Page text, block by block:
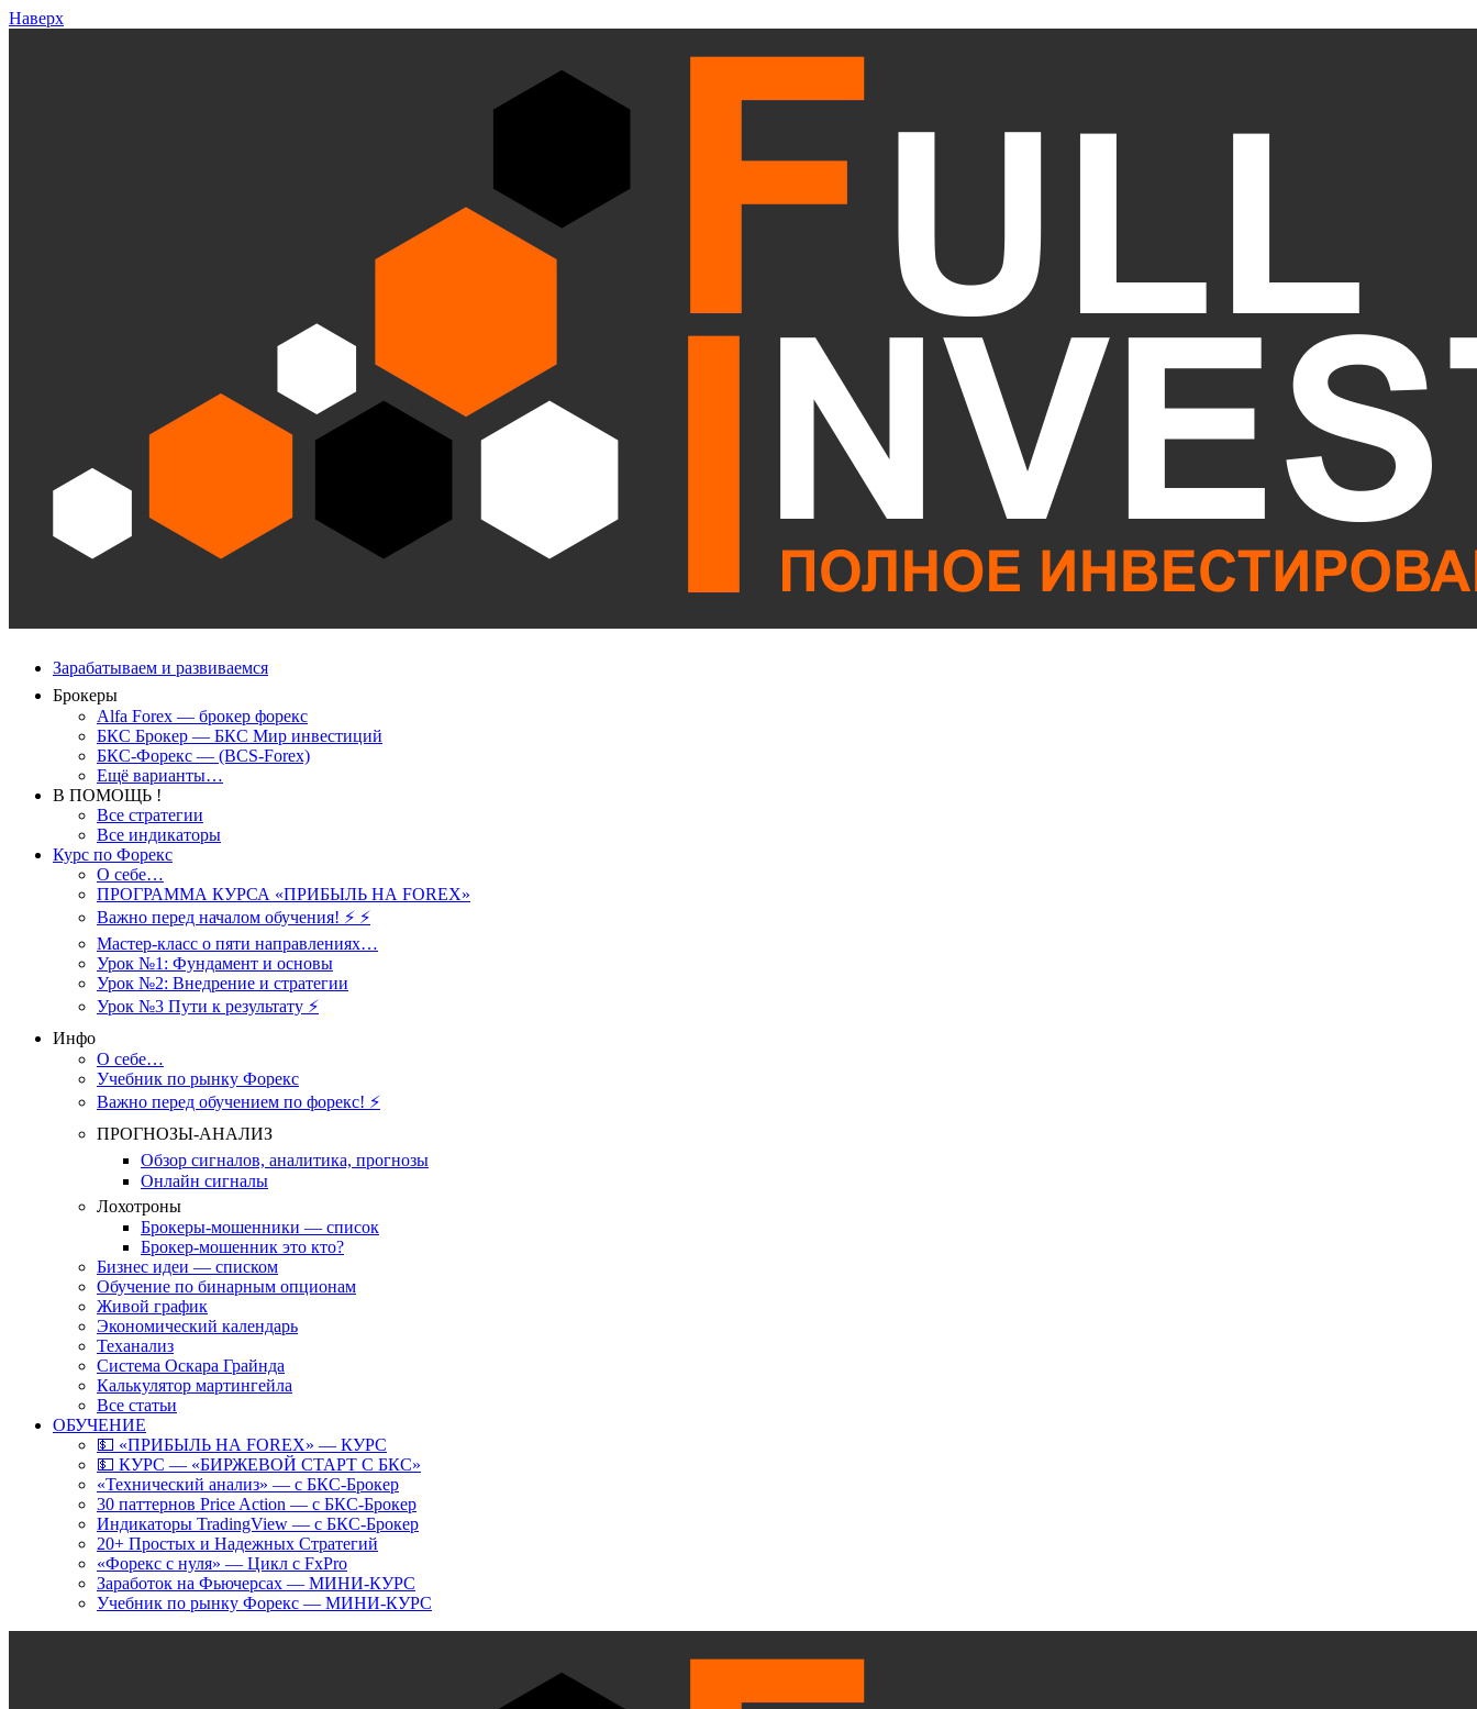
Наверх
Зарабатываем и развиваемся
Брокеры
Alfa Forex — брокер форекс
БКС Брокер — БКС Мир инвестиций
БКС-Форекс — (BCS-Forex)
Ещё варианты…
В ПОМОЩЬ !
Все стратегии
Все индикаторы
Курс по Форекс
О себе…
ПРОГРАММА КУРСА «ПРИБЫЛЬ НА FOREX»
Важно перед началом обучения! ⚡ ⚡
Мастер-класс о пяти направлениях…
Урок №1: Фундамент и основы
Урок №2: Внедрение и стратегии
Урок №3 Пути к результату ⚡️
Инфо
О себе…
Учебник по рынку Форекс
Важно перед обучением по форекс! ⚡
ПРОГНОЗЫ-АНАЛИЗ
Обзор сигналов, аналитика, прогнозы
Онлайн сигналы
Лохотроны
Брокеры-мошенники — список
Брокер-мошенник это кто?
Бизнес идеи — списком
Обучение по бинарным опционам
Живой график
Экономический календарь
Теханализ
Система Оскара Грайнда
Калькулятор мартингейла
Все статьи
ОБУЧЕНИЕ
💵 «ПРИБЫЛЬ НА FOREX» — КУРС
💵 КУРС — «БИРЖЕВОЙ СТАРТ С БКС»
«Технический анализ» — с БКС-Брокер
30 паттернов Price Action — с БКС-Брокер
Индикаторы TradingView — с БКС-Брокер
20+ Простых и Надежных Стратегий
«Форекс с нуля» — Цикл с FxPro
Заработок на Фьючерсах — МИНИ-КУРС
Учебник по рынку Форекс — МИНИ-КУРС